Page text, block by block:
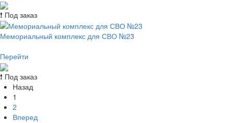
❗ Под заказ
Мемориальный комплекс для СВО №23
Перейти
❗ Под заказ
Назад
1
2
Вперед